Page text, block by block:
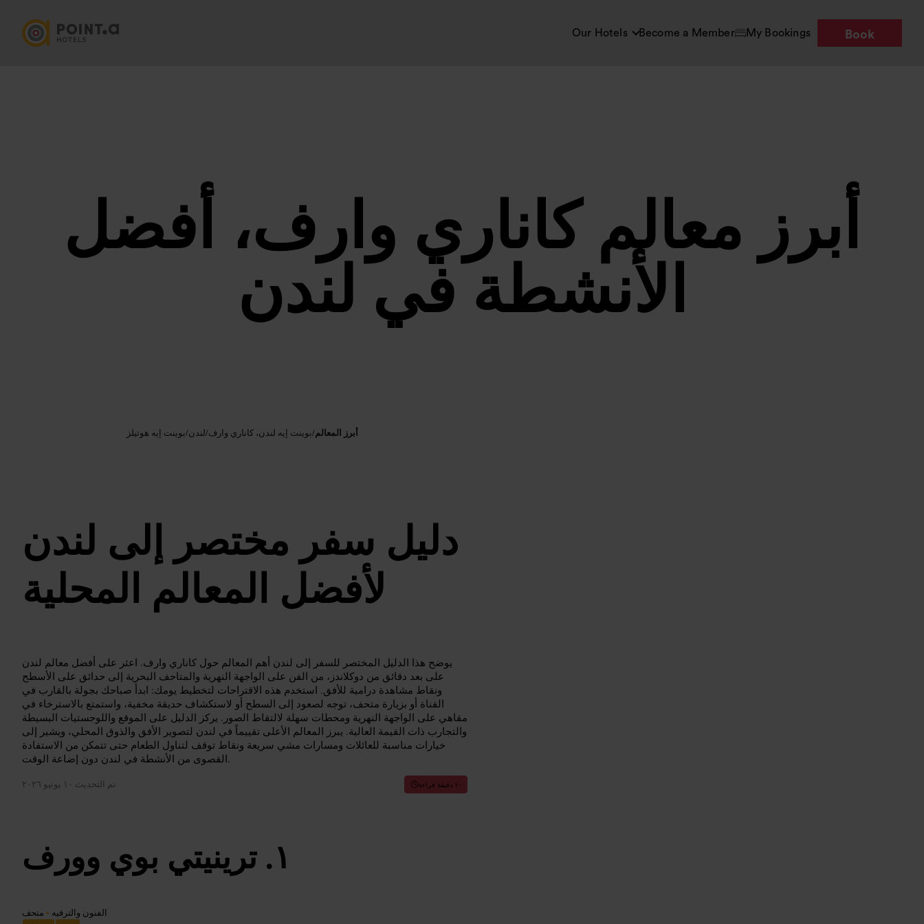
Our Hotels Become a Member My Bookings Book
أبرز معالم كاناري وارف، أفضل
الأنشطة في لندن
بوينت إيه هوتيلز/لندن/بوينت إيه لندن، كاناري وارف/أبرز المعالم
دليل سفر مختصر إلى لندن
لأفضل المعالم المحلية
يوضح هذا الدليل المختصر للسفر إلى لندن أهم المعالم حول كاناري وارف. اعثر على أفضل معالم لندن
على بعد دقائق من دوكلاندز، من الفن على الواجهة النهرية والمتاحف البحرية إلى حدائق على الأسطح
ونقاط مشاهدة درامية للأفق. استخدم هذه الاقتراحات لتخطيط يومك: ابدأ صباحك بجولة بالقارب في
القناة أو بزيارة متحف، توجه لصعود إلى السطح أو لاستكشاف حديقة مخفية، واستمتع بالاسترخاء في
مقاهي على الواجهة النهرية ومحطات سهلة لالتقاط الصور. يركز الدليل على الموقع واللوجستيات البسيطة
والتجارب ذات القيمة العالية. يبرز المعالم الأعلى تقييماً في لندن لتصوير الأفق والذوق المحلي، ويشير إلى
خيارات مناسبة للعائلات ومسارات مشي سريعة ونقاط توقف لتناول الطعام حتى تتمكن من الاستفادة
القصوى من الأنشطة في لندن دون إضاعة الوقت.
تم التحديث ١٠ يونيو ٢٠٢٦ ١٠ دقيقة قراءة
ترينيتي بوي وورف
الفنون والترفيه • متحف